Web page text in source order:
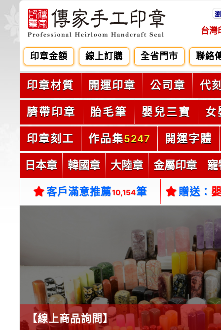
台灣
印章金額 線上訂購 全省門市 聯絡
印章材質 開運印章 公司章 代
臍帶印章 胎毛筆 嬰兒三寶 女
印章刻工 作品集5247 開運字體
日本章 韓國章 大陸章 金屬印章 寵
客戶滿意推薦10,154筆 贈送：
【線上商品詢問】